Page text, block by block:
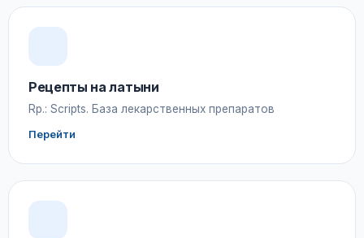
Рецепты на латыни
Rp.: Scripts. База лекарственных препаратов
Перейти